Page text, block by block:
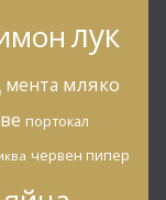
лук
мента мляко
портокал
червен пипер